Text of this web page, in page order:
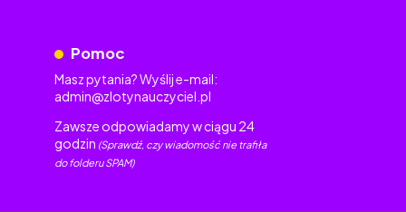
Pomoc
Masz pytania? Wyślij e-mail:
admin@zlotynauczyciel.pl
Zawsze odpowiadamy w ciągu 24
godzin (Sprawdź, czy wiadomość nie trafiła
do folderu SPAM)